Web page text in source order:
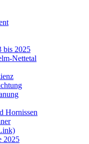
bis 2025
Nettetal
Hornissen
2025